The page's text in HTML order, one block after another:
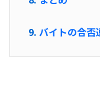
バイトの合否